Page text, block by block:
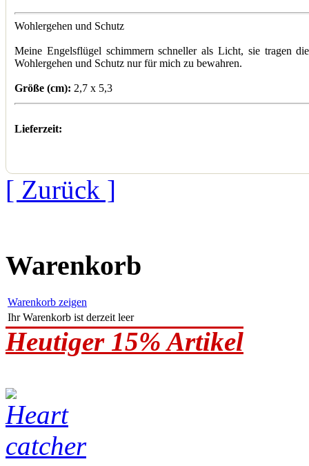
Wohlergehen und Schutz
Meine Engelsflügel schimmern schneller als Licht, sie tragen
Wohlergehen und Schutz nur für mich zu bewahren.
Größe (cm): 2,7 x 5,3
Lieferzeit:
[ Zurück ]
Warenkorb
Warenkorb zeigen
Ihr Warenkorb ist derzeit leer
Heutiger 15% Artikel